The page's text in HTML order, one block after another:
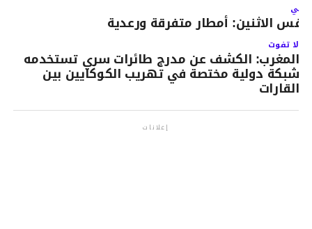
الاثنين: أمطار متفرقة ورعدية
لا تفوت
المغرب: الكشف عن مدرج طائرات سري تستخدمه
شبكة دولية مختصة في تهريب الكوكايين بين
القارات
إعلانات